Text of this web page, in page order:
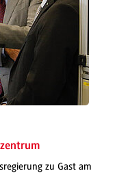
zu Gast am